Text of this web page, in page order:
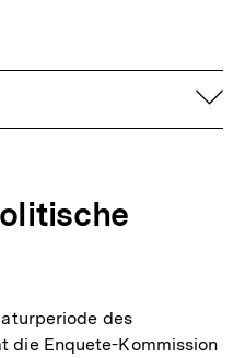
des
die Enquete-Kommission